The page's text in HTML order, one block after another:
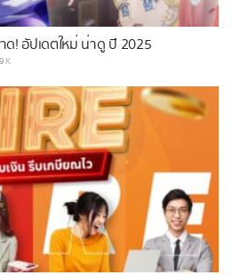
ด! อัปเดตใหม่ น่าดู ปี 2025